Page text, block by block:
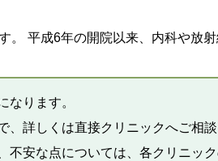
平成6年の開院以来、内科や放
なります。
詳しくは直接クリニックへご相談
安な点については、各クリニッ